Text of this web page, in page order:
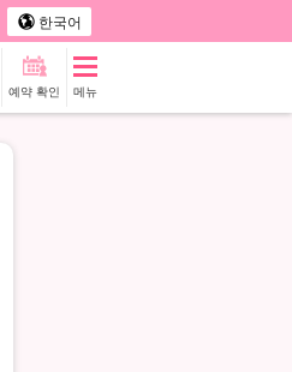
한국어
예약 확인 메뉴